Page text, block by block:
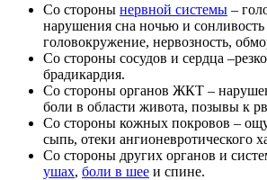
Со стороны нервной системы –
нарушения сна ночью и сонливость
головокружение, нервозность,
Со стороны сосудов и сердца
брадикардия.
Со стороны органов ЖКТ –
боли в области живота, позывы к
Со стороны кожных покровов –
сыпь, отеки ангионевротического
Со стороны других органов и
ушах, боли в шее и спине.